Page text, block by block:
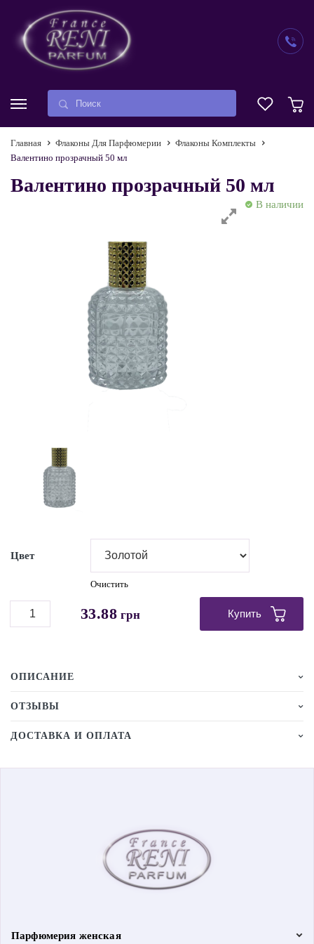
Главная Флаконы Для Парфюмерии
Флаконы Комплекты
Валентино прозрачный 50 мл
Валентино прозрачный 50 мл
В наличии
Цвет
Очистить
33.88 грн Купить
ОПИСАНИЕ
ОТЗЫВЫ
ДОСТАВКА И ОПЛАТА
Парфюмерия женская